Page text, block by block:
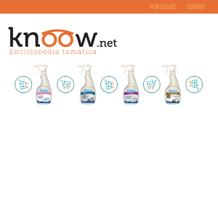
PORTUGUÊS ESPAÑOL